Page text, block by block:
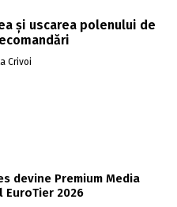
și uscarea polenului de
Crivoi
devine Premium Media
EuroTier 2026